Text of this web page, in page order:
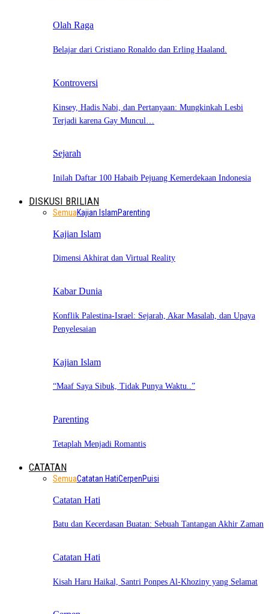
Olah Raga
Belajar dari Cristiano Ronaldo dan Erling Haaland.
Kontroversi
Kinsey, Hadis Nabi, dan Pertanyaan: Mungkinkah Lesbi
Terjadi karena Gay Muncul…
Sejarah
Inilah Daftar 100 Habaib Pejuang Kemerdekaan Indonesia
DISKUSI BRILIAN
SemuaKajian IslamParenting
Kajian Islam
Dimensi Akhirat dan Virtual Reality
Kabar Dunia
Konflik Palestina-Israel: Sejarah, Akar Masalah, dan Upaya
Penyelesaian
Kajian Islam
“Maaf Saya Sibuk, Tidak Punya Waktu..”
Parenting
Tetaplah Menjadi Romantis
CATATAN
SemuaCatatan HatiCerpenPuisi
Catatan Hati
Batu dan Kecerdasan Buatan: Sebuah Tantangan Akhir Zaman
Catatan Hati
Kisah Haru Haikal, Santri Ponpes Al-Khoziny yang Selamat